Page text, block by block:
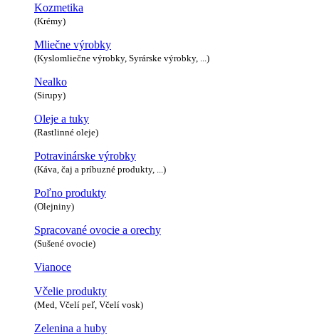
Kozmetika
(Krémy)
Mliečne výrobky
(Kyslomliečne výrobky, Syrárske výrobky, ...)
Nealko
(Sirupy)
Oleje a tuky
(Rastlinné oleje)
Potravinárske výrobky
(Káva, čaj a príbuzné produkty, ...)
Poľno produkty
(Olejniny)
Spracované ovocie a orechy
(Sušené ovocie)
Vianoce
Včelie produkty
(Med, Včelí peľ, Včelí vosk)
Zelenina a huby